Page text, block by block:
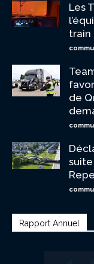
Les
train
de
Rapport Annuel